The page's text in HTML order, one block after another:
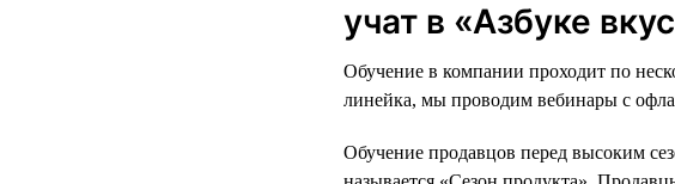
учат в «Азбуке
Обучение в компании проходит по
линейка, мы проводим вебинары с
Обучение продавцов перед высоким